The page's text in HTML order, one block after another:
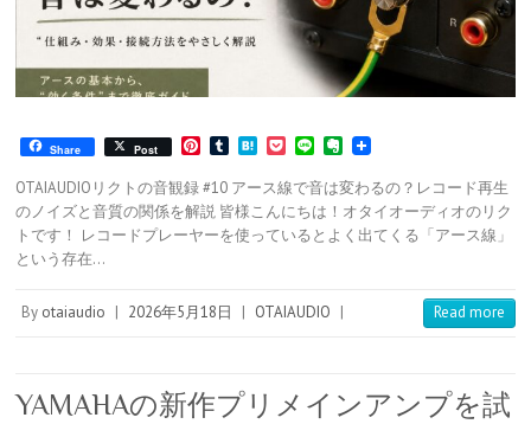
Share Post
P
n
t
e
r
T
m
b
l
r
H
t
e
n
a
P
c
k
e
t
L
n
e
E
e
r
n
o
OTAIAUDIOリクトの音観録 #10 アース線で音は変わるの？レコード再生
のノイズと音質の関係を解説 皆様こんにちは！オタイオーディオのリク
トです！ レコードプレーヤーを使っているとよく出てくる「アース線」
という存在…
By otaiaudio | 2026年5月18日 | OTAIAUDIO | Read more
YAMAHAの新作プリメインアンプを試